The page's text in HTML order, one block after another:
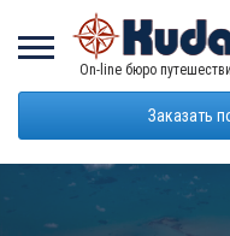
On-line бюро
Заказать